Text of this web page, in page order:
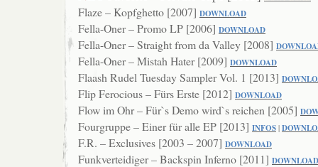
Flaze – Kopfghetto [2007] DOWNLOAD
Fella-Oner – Promo LP [2006] DOWNLOAD
Fella-Oner – Straight from da Valley [2008]
Fella-Oner – Mistah Hater [2009] DOWNLOAD
Flaash Rudel Tuesday Sampler Vol. 1 [2013] DOWN
Flip Ferocious – Fürs Erste [2012] DOWNLOAD
Flow im Ohr – Für`s Demo wird`s reichen [2005]
Fourgruppe – Einer für alle EP [2013] INFOS |
F.R. – Exclusives [2003 – 2007] DOWNLOAD
Funkverteidiger – Backspin Inferno [2011] DOWNLOAD